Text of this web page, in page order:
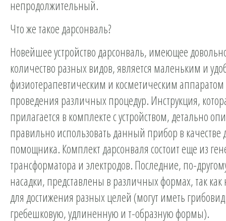
непродолжительный.
Что же такое дарсонваль?
Новейшее устройство дарсонваль, имеющее
количество разных видов, является маленьким и
физиотерапевтическим и косметическим
проведения различных процедур. Инструкция,
прилагается в комплекте с устройством, детально
правильно использовать данный прибор в
помощника. Комплект дарсонваля состоит еще из
трансформатора и электродов. Последние, по-
насадки, представлены в различных формах, так
для достижения разных целей (могут иметь
гребешковую, удлиненную и т-образную формы).